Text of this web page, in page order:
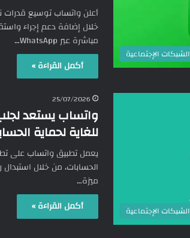
الشبكات الإجتماعية
أعلن واتساب توسيع قدرات
خلال إضافة دعم إجراء
مباشرة عبر WhatsApp…
أكمل القراءة »
الشبكات الإجتماعية
25/07/2026
واتساب يستعد
للغاية لحماية
يعمل تطبيق واتساب على
ميزة…
أكمل القراءة »